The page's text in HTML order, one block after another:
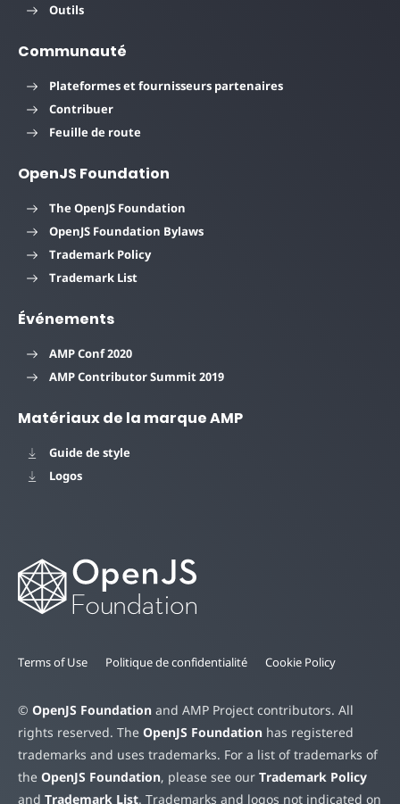
Outils
Communauté
Plateformes et fournisseurs partenaires
Contribuer
Feuille de route
OpenJS Foundation
The OpenJS Foundation
OpenJS Foundation Bylaws
Trademark Policy
Trademark List
Événements
AMP Conf 2020
AMP Contributor Summit 2019
Matériaux de la marque AMP
Guide de style
Logos
Terms of Use Politique de confidentialité Cookie Policy
© OpenJS Foundation and AMP Project contributors. All
rights reserved. The OpenJS Foundation has registered
trademarks and uses trademarks. For a list of trademarks of
the OpenJS Foundation, please see our Trademark Policy
and Trademark List. Trademarks and logos not indicated on